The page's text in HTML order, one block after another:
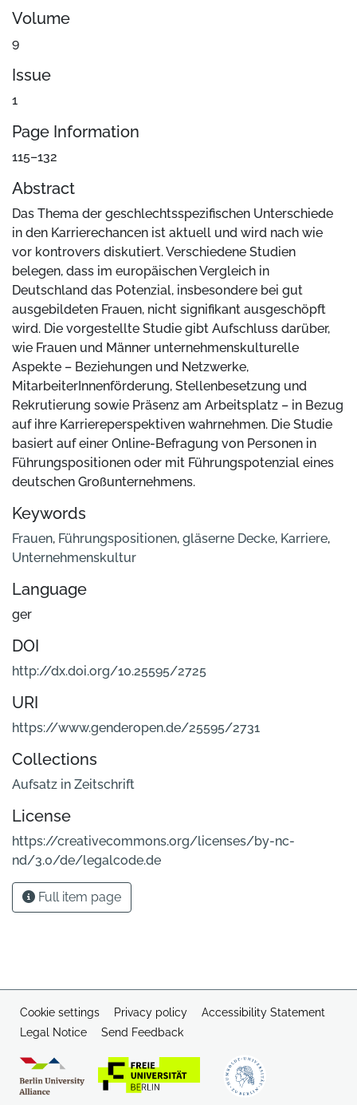
Volume
9
Issue
1
Page Information
115–132
Abstract
Das Thema der geschlechtsspezifischen Unterschiede
in den Karrierechancen ist aktuell und wird nach wie
vor kontrovers diskutiert. Verschiedene Studien
belegen, dass im europäischen Vergleich in
Deutschland das Potenzial, insbesondere bei gut
ausgebildeten Frauen, nicht signifikant ausgeschöpft
wird. Die vorgestellte Studie gibt Aufschluss darüber,
wie Frauen und Männer unternehmenskulturelle
Aspekte – Beziehungen und Netzwerke,
MitarbeiterInnenförderung, Stellenbesetzung und
Rekrutierung sowie Präsenz am Arbeitsplatz – in Bezug
auf ihre Karriereperspektiven wahrnehmen. Die Studie
basiert auf einer Online-Befragung von Personen in
Führungspositionen oder mit Führungspotenzial eines
deutschen Großunternehmens.
Keywords
Frauen, Führungspositionen, gläserne Decke, Karriere,
Unternehmenskultur
Language
ger
DOI
http://dx.doi.org/10.25595/2725
URI
https://www.genderopen.de/25595/2731
Collections
Aufsatz in Zeitschrift
License
https://creativecommons.org/licenses/by-nc-
nd/3.0/de/legalcode.de
Full item page
Cookie settings Privacy policy
Accessibility Statement
Legal Notice
Send Feedback